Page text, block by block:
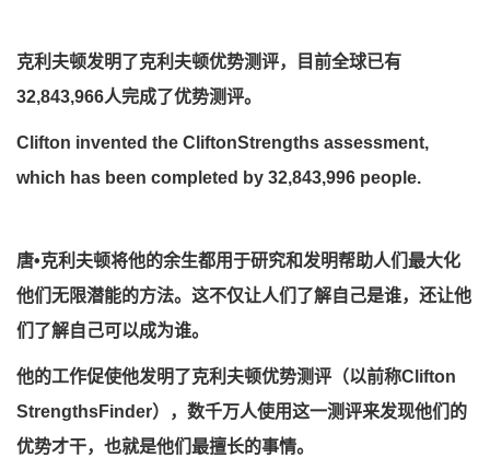
克利夫顿发明了克利夫顿优势测评，目前全球已有
32,843,966人完成了优势测评。
Clifton invented the CliftonStrengths assessment,
which has been completed by 32,843,996 people.
唐•克利夫顿将他的余生都用于研究和发明帮助人们最大化
他们无限潜能的方法。这不仅让人们了解自己是谁，还让他
们了解自己可以成为谁。
他的工作促使他发明了克利夫顿优势测评（以前称Clifton
StrengthsFinder），数千万人使用这一测评来发现他们的
优势才干，也就是他们最擅长的事情。